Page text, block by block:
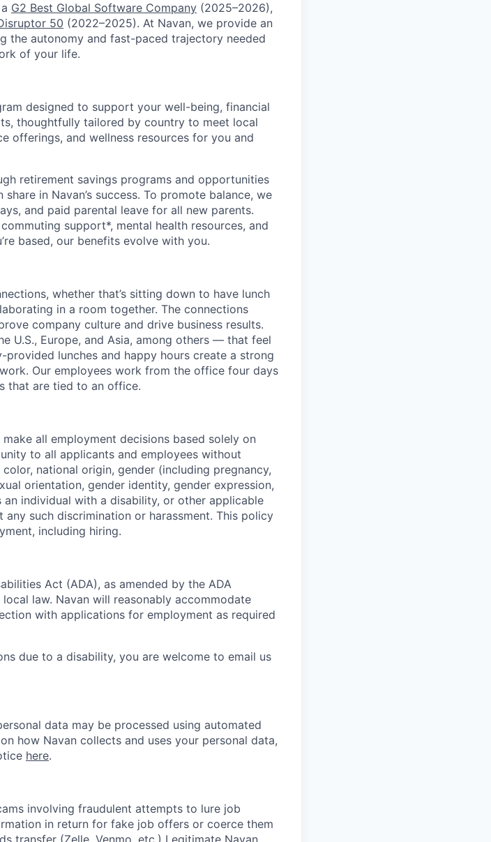
G2 Best Global Software Company (2025–2026),
50 (2022–2025). At Navan, we provide an
the autonomy and fast-paced trajectory needed
of your life.
designed to support your well-being, financial
thoughtfully tailored by country to meet local
offerings, and wellness resources for you and
retirement savings programs and opportunities
in Navan’s success. To promote balance, we
and paid parental leave for all new parents.
support*, mental health resources, and
based, our benefits evolve with you.
whether that’s sitting down to have lunch
in a room together. The connections
company culture and drive business results.
U.S., Europe, and Asia, among others — that feel
lunches and happy hours create a strong
Our employees work from the office four days
that are tied to an office.
all employment decisions based solely on
to all applicants and employees without
national origin, gender (including pregnancy,
orientation, gender identity, gender expression,
individual with a disability, or other applicable
such discrimination or harassment. This policy
including hiring.
Act (ADA), as amended by the ADA
law. Navan will reasonably accommodate
with applications for employment as required
due to a disability, you are welcome to email us
data may be processed using automated
how Navan collects and uses your personal data,
here.
involving fraudulent attempts to lure job
in return for fake job offers or coerce them
transfer (Zelle, Venmo, etc.) Legitimate Navan